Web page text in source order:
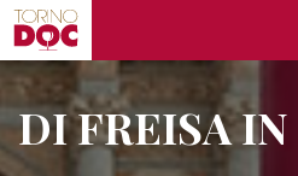
DI FREISA